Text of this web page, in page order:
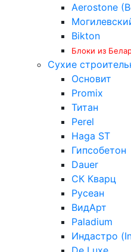
Aerostone
Bikton
Блоки из
Сухие
Основит
Promix
Титан
Perel
Haga ST
Гипсобетон
Dauer
СК Кварц
Русеан
ВидАрт
Paladium
Индастро